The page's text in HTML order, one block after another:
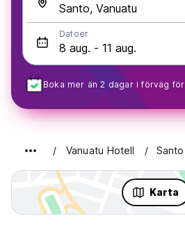
Datoer
Boka mer än 2 dagar i förväg
Vanuatu Hotell Santo
Karta